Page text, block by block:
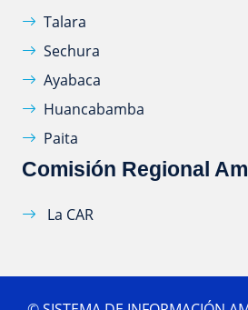
Talara
Sechura
Ayabaca
Huancabamba
Paita
Comisión Regional
La CAR